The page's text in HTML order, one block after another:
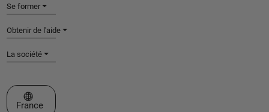
Se former
Obtenir de l'aide
La société
Sélectionner un site web
France